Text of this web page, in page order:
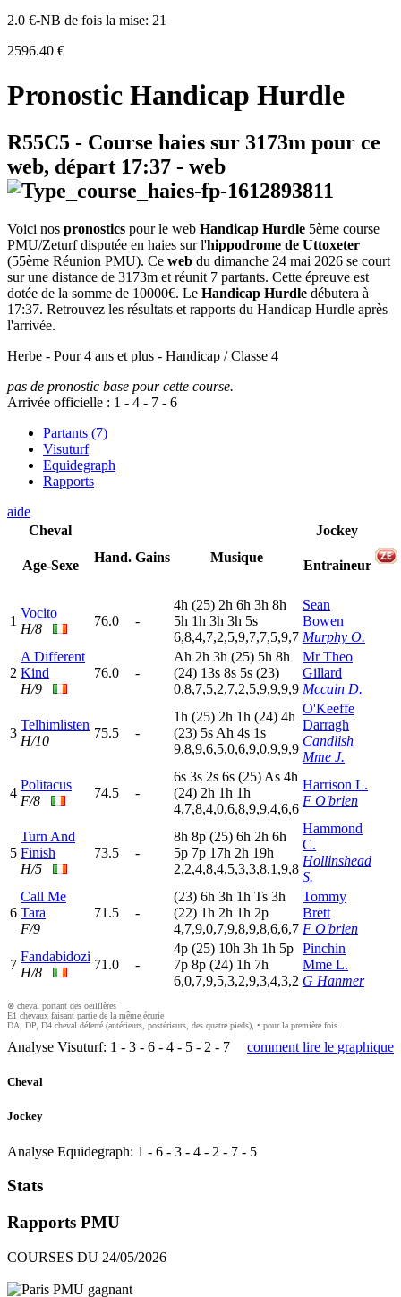
2.0 €-NB de fois la mise: 21
2596.40 €
Pronostic Handicap Hurdle
R55C5 - Course haies sur 3173m pour ce
web, départ 17:37 - web
Voici nos pronostics pour le web Handicap Hurdle 5ème course
PMU/Zeturf disputée en haies sur l'hippodrome de Uttoxeter
(55ème Réunion PMU). Ce web du dimanche 24 mai 2026 se court
sur une distance de 3173m et réunit 7 partants. Cette épreuve est
dotée de la somme de 10000€. Le Handicap Hurdle débutera à
17:37. Retrouvez les résultats et rapports du Handicap Hurdle après
l'arrivée.
Herbe - Pour 4 ans et plus - Handicap / Classe 4
pas de pronostic base pour cette course.
Arrivée officielle : 1 - 4 - 7 - 6
Partants (7)
Visuturf
Equidegraph
Rapports
aide
Cheval
Age-Sexe
Hand. Gains Musique
Jockey
Entraineur
1
Vocito
H/8
76.0 -
4h (25) 2h 6h 3h 8h
5h 1h 3h 3h 5s
6,8,4,7,2,5,9,7,7,5,9,7
Sean
Bowen
Murphy O.
2
A Different
Kind
H/9
76.0 -
Ah 2h 3h (25) 5h 8h
(24) 13s 8s 5s (23)
0,8,7,5,2,7,2,5,9,9,9,9
Mr Theo
Gillard
Mccain D.
3
Telhimlisten
H/10
75.5 -
1h (25) 2h 1h (24) 4h
(23) 5s Ah 4s 1s
9,8,9,6,5,0,6,9,0,9,9,9
O'Keeffe
Darragh
Candlish
Mme J.
4
Politacus
F/8
74.5 -
6s 3s 2s 6s (25) As 4h
(24) 2h 1h 1h
4,7,8,4,0,6,8,9,9,4,6,6
Harrison L.
F O'brien
5
Turn And
Finish
H/5
73.5 -
8h 8p (25) 6h 2h 6h
5p 7p 17h 2h 19h
2,2,4,8,4,5,3,3,8,1,9,8
Hammond
C.
Hollinshead
S.
6
Call Me
Tara
F/9
71.5 -
(23) 6h 3h 1h Ts 3h
(22) 1h 2h 1h 2p
4,7,9,0,7,9,8,9,8,6,6,7
Tommy
Brett
F O'brien
7
Fandabidozi
H/8
71.0 -
4p (25) 10h 3h 1h 5p
7p 8p (24) 1h 7h
6,0,7,9,5,3,2,9,3,4,3,2
Pinchin
Mme L.
G Hanmer
⊗ cheval portant des oeilllères
E1 chevaux faisant partie de la même écurie
DA, DP, D4 cheval déferré (antérieurs, postérieurs, des quatre pieds), • pour la première fois.
Analyse Visuturf: 1 - 3 - 6 - 4 - 5 - 2 - 7 comment lire le graphique
Cheval
Jockey
Analyse Equidegraph: 1 - 6 - 3 - 4 - 2 - 7 - 5
Stats
Rapports PMU
COURSES DU 24/05/2026